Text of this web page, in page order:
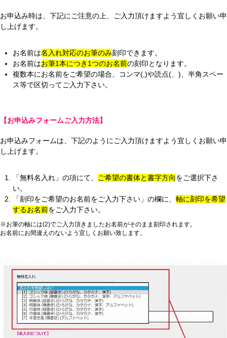
お申込み時は、下記にご注意の上、ご入力頂けますよう宜しくお願い申
し上げます。
お名前は名入れ対応のお筆のみ刻印できます。
お名前はお筆1本につき1つのお名前の刻印となります。
複数本にお名前をご希望の場合、コンマ(,)や読点(、)、半角スペー
ス等で区切ってご入力下さい。
【お申込みフォームご入力方法】
お申込みフォームは、下記のようにご入力頂けますよう宜しくお願い申
し上げます。
「無料名入れ」の項にて、 ご希望の書体と書字方向をご選択下さ
い。
「刻印をご希望のお名前をご入力下さい」の欄に、 軸に刻印を希望
するお名前をご入力下さい。
※お筆の軸には(2)でご入力頂きましたお名前がそのまま刻印されます。
お名前にお間違えのないよう宜しくお願い致します。